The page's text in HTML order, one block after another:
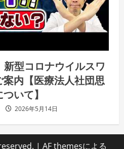
新型コロナウイルスワ
内【医療法人社団思
いて】
2026年5月14日
| AF themesによる